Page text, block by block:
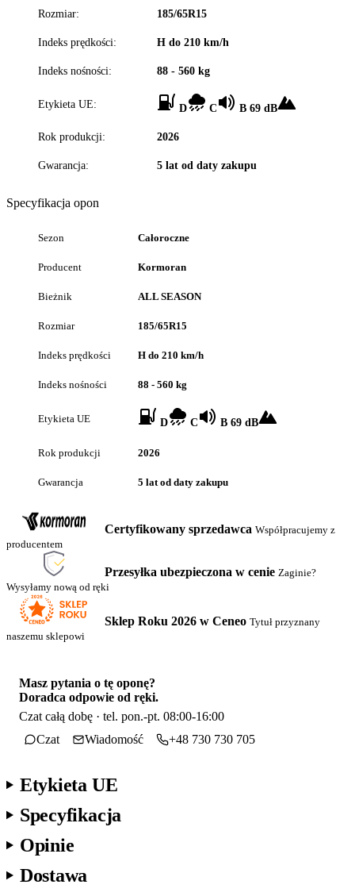
Rozmiar: 185/65R15
Indeks prędkości: H do 210 km/h
Indeks nośności: 88 - 560 kg
Etykieta UE: D C B 69 dB
Rok produkcji: 2026
Gwarancja: 5 lat od daty zakupu
Specyfikacja opon
Sezon Całoroczne
Producent Kormoran
Bieżnik ALL SEASON
Rozmiar 185/65R15
Indeks prędkości H do 210 km/h
Indeks nośności 88 - 560 kg
Etykieta UE D C B 69 dB
Rok produkcji 2026
Gwarancja 5 lat od daty zakupu
Certyfikowany sprzedawca Współpracujemy z
producentem
Przesyłka ubezpieczona w cenie Zaginie?
Wysyłamy nową od ręki
Sklep Roku 2026 w Ceneo Tytuł przyznany
naszemu sklepowi
Masz pytania o tę oponę?
Doradca odpowie od ręki.
Czat całą dobę · tel. pon.-pt. 08:00-16:00
Czat
Wiadomość +48 730 730 705
Etykieta UE
Specyfikacja
Opinie
Dostawa